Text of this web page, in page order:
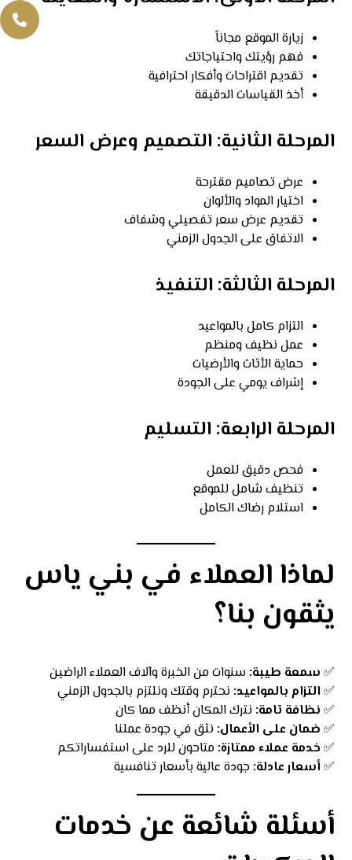
زيارة الموقع مجاناً
فهم رؤيتك واحتياجاتك
تقديم اقتراحات وأفكار احترافية
أخذ القياسات الدقيقة
المرحلة الثانية: التصميم وعرض السعر
عرض تصاميم مقترحة
اختيار المواد والألوان
تقديم عرض سعر تفصيلي وشفاف
الاتفاق على الجدول الزمني
المرحلة الثالثة: التنفيذ
التزام كامل بالمواعيد
عمل نظيف ومنظم
حماية الأثاث والأرضيات
إشراف يومي على الجودة
المرحلة الرابعة: التسليم
فحص دقيق للعمل
تنظيف شامل للموقع
استلام رضاك الكامل
لماذا العملاء في بني ياس
يثقون بنا؟
✅ سمعة طيبة: سنوات من الخبرة وآلاف العملاء الراضين
✅ التزام بالمواعيد: نحترم وقتك ونلتزم بالجدول الزمني
✅ نظافة تامة: نترك المكان أنظف مما كان
✅ ضمان على الأعمال: نثق في جودة عملنا
✅ خدمة عملاء ممتازة: متاحون للرد على استفساراتكم
✅أسعار عادلة: جودة عالية بأسعار تنافسية
أسئلة شائعة عن خدمات